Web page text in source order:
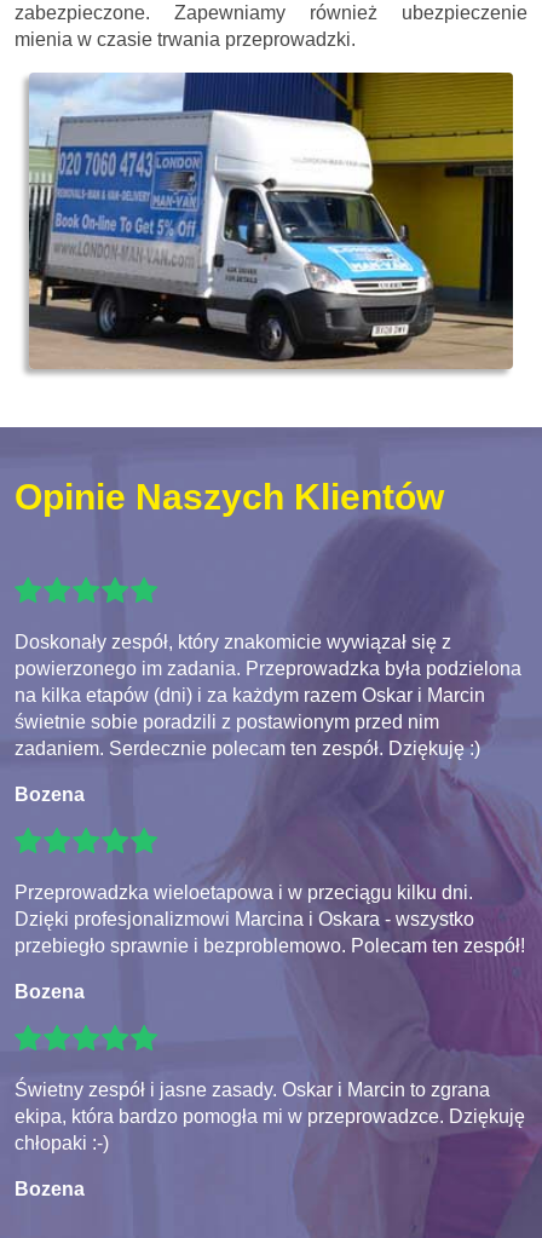
zabezpieczone. Zapewniamy również ubezpieczenie
mienia w czasie trwania przeprowadzki.
Opinie Naszych Klientów
Doskonały zespół, który znakomicie wywiązał się z
powierzonego im zadania. Przeprowadzka była podzielona
na kilka etapów (dni) i za każdym razem Oskar i Marcin
świetnie sobie poradzili z postawionym przed nim
zadaniem. Serdecznie polecam ten zespół. Dziękuję :)
Bozena
Przeprowadzka wieloetapowa i w przeciągu kilku dni.
Dzięki profesjonalizmowi Marcina i Oskara - wszystko
przebiegło sprawnie i bezproblemowo. Polecam ten zespół!
Bozena
Świetny zespół i jasne zasady. Oskar i Marcin to zgrana
ekipa, która bardzo pomogła mi w przeprowadzce. Dziękuję
chłopaki :-)
Bozena